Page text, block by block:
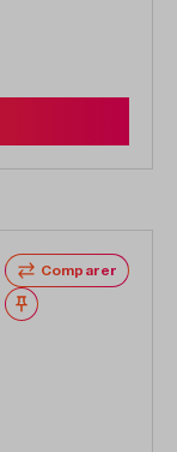
Comparer
Noter